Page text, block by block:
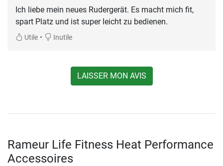
Ich liebe mein neues Rudergerät. Es macht mich fit,
spart Platz und ist super leicht zu bedienen.
Utile • Inutile
LAISSER MON AVIS
Rameur Life Fitness Heat Performance
Accessoires